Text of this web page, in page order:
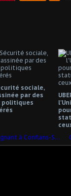
sociale,
par des
politiques
Assassinat barbare d'un enseignant à Conflans-Sainte-Honorine: Macron annonce des "actions concrètes". Ben voyons!